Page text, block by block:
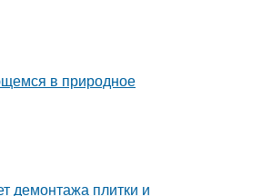
в природное
демонтажа плитки и